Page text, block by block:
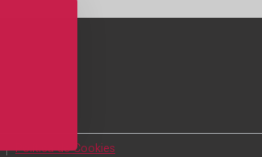
Política de Cookies